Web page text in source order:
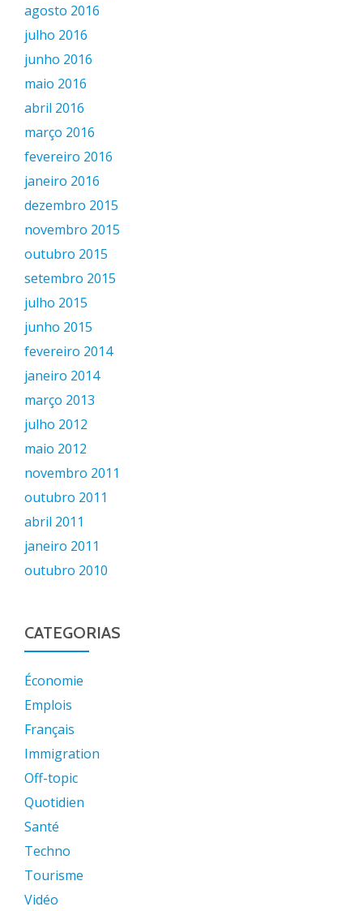
agosto 2016
julho 2016
junho 2016
maio 2016
abril 2016
março 2016
fevereiro 2016
janeiro 2016
dezembro 2015
novembro 2015
outubro 2015
setembro 2015
julho 2015
junho 2015
fevereiro 2014
janeiro 2014
março 2013
julho 2012
maio 2012
novembro 2011
outubro 2011
abril 2011
janeiro 2011
outubro 2010
CATEGORIAS
Économie
Emplois
Français
Immigration
Off-topic
Quotidien
Santé
Techno
Tourisme
Vidéo